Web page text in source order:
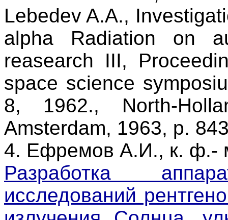
Lebedev A.A.,
alpha Radiation on
reasearch III,
space science
8, 1962., North-
Amsterdam, 1963, p.
4. Ефремов А.И., к. ф.-
Разработка
исследований